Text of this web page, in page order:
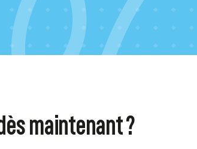
maintenant ?